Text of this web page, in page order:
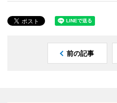
前の記事